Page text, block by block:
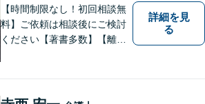
丁堀駅徒歩2分】
【時間制限なし！初回相談無
料】ご依頼は相談後にご検討
ください【著書多数】【離婚
遺産分割・相続放棄・遺留分
詳細を見
る